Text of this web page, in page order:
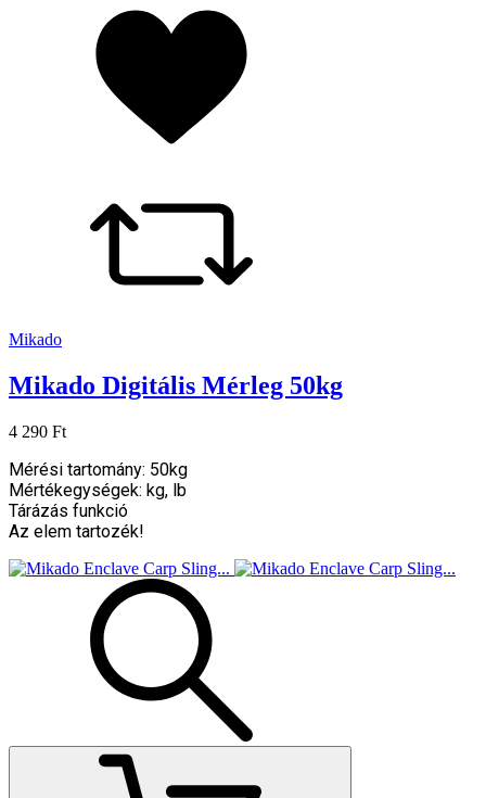
Mikado
Mikado Digitális Mérleg 50kg
4 290 Ft
Mérési tartomány: 50kg
Mértékegységek: kg, lb
Tárázás funkció
Az elem tartozék!